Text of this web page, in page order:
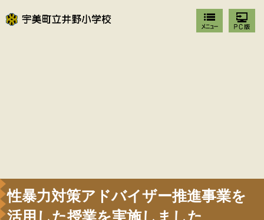
性暴力対策アドバイザー推進事業を
活用した授業を実施しました